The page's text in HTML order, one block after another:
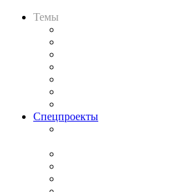
Темы
Спецпроекты